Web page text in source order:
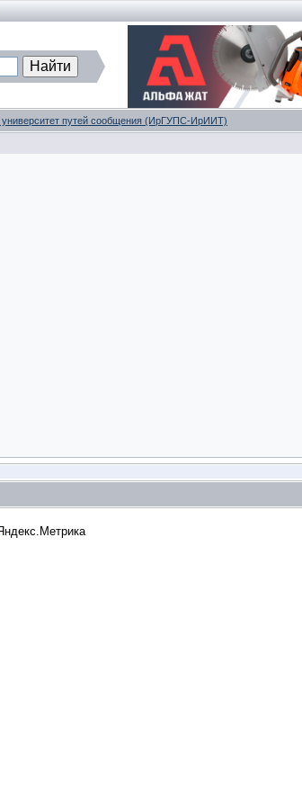
университет путей сообщения (ИрГУПС-ИрИИТ)